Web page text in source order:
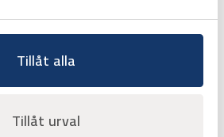
Tillåt alla
Tillåt urval